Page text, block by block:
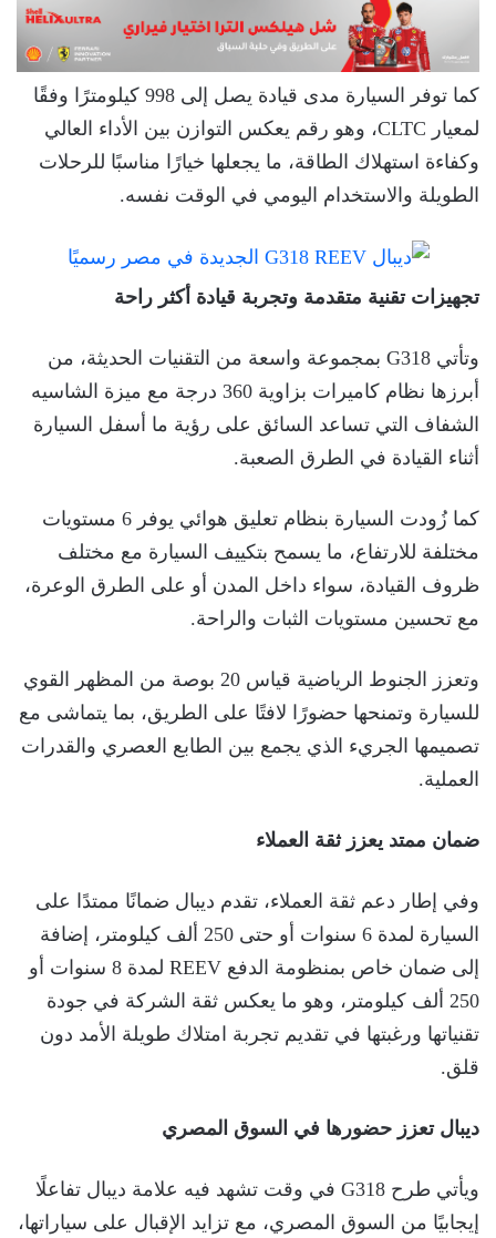
كما توفر السيارة مدى قيادة يصل إلى 998 كيلومترًا وفقًا
لمعيار CLTC، وهو رقم يعكس التوازن بين الأداء العالي
وكفاءة استهلاك الطاقة، ما يجعلها خيارًا مناسبًا للرحلات
الطويلة والاستخدام اليومي في الوقت نفسه.
تجهيزات تقنية متقدمة وتجربة قيادة أكثر راحة
وتأتي G318 بمجموعة واسعة من التقنيات الحديثة، من
أبرزها نظام كاميرات بزاوية 360 درجة مع ميزة الشاسيه
الشفاف التي تساعد السائق على رؤية ما أسفل السيارة
أثناء القيادة في الطرق الصعبة.
كما زُودت السيارة بنظام تعليق هوائي يوفر 6 مستويات
مختلفة للارتفاع، ما يسمح بتكييف السيارة مع مختلف
ظروف القيادة، سواء داخل المدن أو على الطرق الوعرة،
مع تحسين مستويات الثبات والراحة.
وتعزز الجنوط الرياضية قياس 20 بوصة من المظهر القوي
للسيارة وتمنحها حضورًا لافتًا على الطريق، بما يتماشى مع
تصميمها الجريء الذي يجمع بين الطابع العصري والقدرات
العملية.
ضمان ممتد يعزز ثقة العملاء
وفي إطار دعم ثقة العملاء، تقدم ديبال ضمانًا ممتدًا على
السيارة لمدة 6 سنوات أو حتى 250 ألف كيلومتر، إضافة
إلى ضمان خاص بمنظومة الدفع REEV لمدة 8 سنوات أو
250 ألف كيلومتر، وهو ما يعكس ثقة الشركة في جودة
تقنياتها ورغبتها في تقديم تجربة امتلاك طويلة الأمد دون
قلق.
ديبال تعزز حضورها في السوق المصري
ويأتي طرح G318 في وقت تشهد فيه علامة ديبال تفاعلًا
إيجابيًا من السوق المصري، مع تزايد الإقبال على سياراتها،